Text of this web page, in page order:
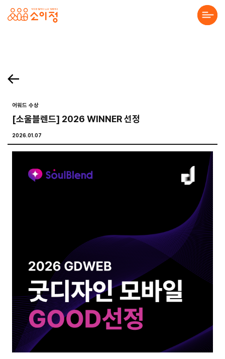
홈페이지 제작·반응형홈페이지제작 전문 소이정 | 수원 홈페이지 제작업체, 모바
. 목록보기 Prev Next 프로젝트 의뢰를 맡기고 싶으세요? 프로젝트의 세부 내용을 알려주시면, 검토 후 견적서를 보내드리겠습니다. 전하고 싶은 말이 있나요? 프로
Solution
Service
어워드 수상
[소울블렌드] 2026 WINNER 선정
2026.01.07